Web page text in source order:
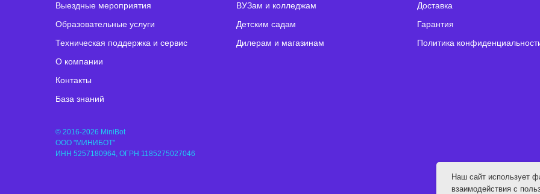
Наш сайт использует
взаимодействия с
Выездные мероприятия
Образовательные услуги
Техническая поддержка и сервис
О компании
Контакты
База знаний
ВУЗам и колледжам
Детским садам
Дилерам и магазинам
Доставка
Гарантия
Политика
© 2016-2026 MiniBot
ООО "МИНИБОТ"
ИНН 5257180964, ОГРН 1185275027046